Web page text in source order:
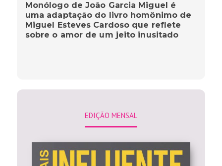
Monólogo de João Garcia Miguel é
uma adaptação do livro homônimo de
Miguel Esteves Cardoso que reflete
sobre o amor de um jeito inusitado
EDIÇÃO MENSAL